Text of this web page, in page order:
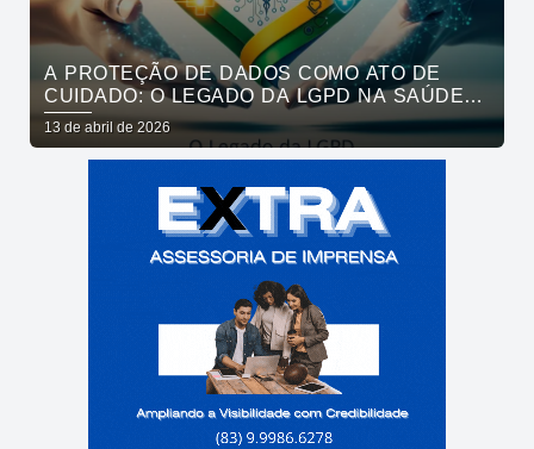
A PROTEÇÃO DE DADOS COMO ATO DE
CUIDADO: O LEGADO DA LGPD NA SAÚDE
BRASILEIRA
13 de abril de 2026